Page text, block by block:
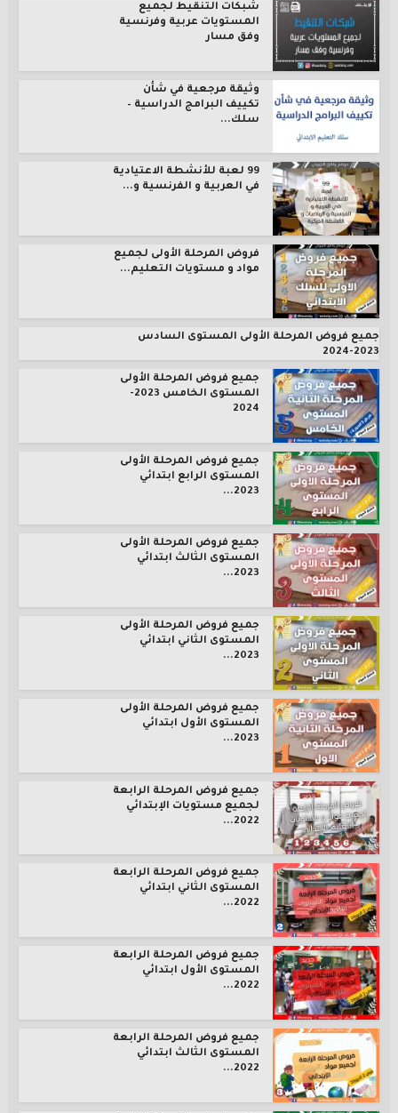
شبكات التنقيط لجميع
المستويات عربية وفرنسية
وفق مسار
وثيقة مرجعية في شأن
تكييف البرامج الدراسية –
سلك...
99 لعبة للأنشطة الاعتيادية
في العربية و الفرنسية و...
فروض المرحلة الأولى لجميع
مواد و مستويات التعليم...
جميع فروض المرحلة الأولى المستوى السادس
2023-2024
جميع فروض المرحلة الأولى
المستوى الخامس 2023-
2024
جميع فروض المرحلة الأولى
المستوى الرابع ابتدائي
2023...
جميع فروض المرحلة الأولى
المستوى الثالث ابتدائي
2023...
جميع فروض المرحلة الأولى
المستوى الثاني ابتدائي
2023...
جميع فروض المرحلة الأولى
المستوى الأول ابتدائي
2023...
جميع فروض المرحلة الرابعة
لجميع مستويات الإبتدائي
2022...
جميع فروض المرحلة الرابعة
المستوى الثاني ابتدائي
2022...
جميع فروض المرحلة الرابعة
المستوى الأول ابتدائي
2022...
جميع فروض المرحلة الرابعة
المستوى الثالث ابتدائي
2022...